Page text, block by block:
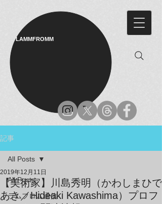
LAMMFROMM​
記事
All Posts
ラムフロム通信
All Posts
【美術家】川島秀明（かわしまひで
あき／Hideaki Kawashima）プロフ
2019年12月11日